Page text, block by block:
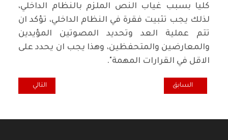
كليا بسبب غياب النص الملزم بالنظام الداخلي،
لذلك يجب تثبيت فقرة في النظام الداخلي، تؤكد ان
تتم عملية العد وتحديد المصوتين المؤيدين
والمعارضين والمتحفظين، وهذا يجب ان يحدد على
الاقل في القرارات المهمة".
المقال السابق: تحالف الإصلاح: الطعن لدى القضاء في التصويت على
السابق المقال
التالي